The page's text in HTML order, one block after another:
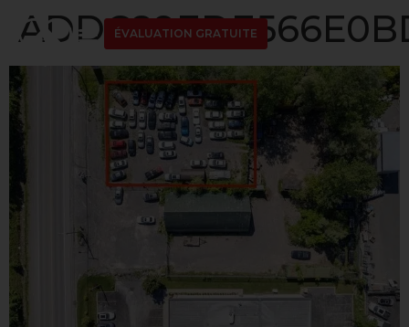
ÉVALUATION GRATUITE